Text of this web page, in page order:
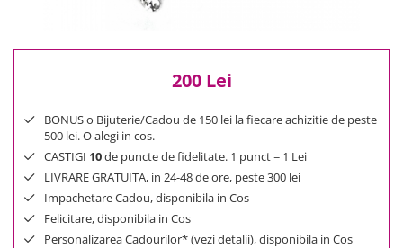
200 Lei
BONUS o Bijuterie/Cadou de 150 lei la fiecare achizitie de peste
500 lei. O alegi in cos.
CASTIGI 10de puncte de fidelitate. 1 punct = 1 Lei
LIVRARE GRATUITA, in 24-48 de ore, peste 300 lei
Impachetare Cadou, disponibila in Cos
Felicitare, disponibila in Cos
Personalizarea Cadourilor* (vezi detalii), disponibila in Cos